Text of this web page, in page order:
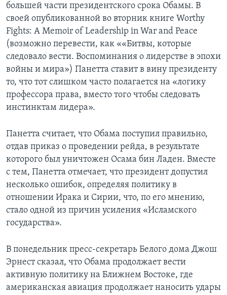
большей части президентского срока Обамы. В
своей опубликованной во вторник книге Worthy
Fights: A Memoir of Leadership in War and Peace
(возможно перевести, как ««Битвы, которые
следовало вести. Воспоминания о лидерстве в эпохи
войны и мира») Панетта ставит в вину президенту
то, что тот слишком часто полагается на «логику
профессора права, вместо того чтобы следовать
инстинктам лидера».
Панетта считает, что Обама поступил правильно,
отдав приказ о проведении рейда, в результате
которого был уничтожен Осама бин Ладен. Вместе
с тем, Панетта отмечает, что президент допустил
несколько ошибок, определяя политику в
отношении Ирака и Сирии, что, по его мнению,
стало одной из причин усиления «Исламского
государства».
В понедельник пресс-секретарь Белого дома Джош
Эрнест сказал, что Обама продолжает вести
активную политику на Ближнем Востоке, где
американская авиация продолжает наносить удары